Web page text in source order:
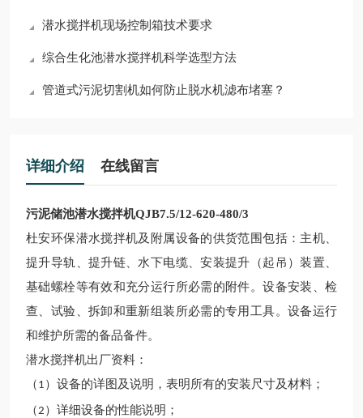
潜水搅拌机现场控制箱技术要求
综合生化池潜水搅拌机科学选型方法
管道式污泥切割机如何防止脱水机滤布堵塞？
详细介绍 在线留言
污泥储池潜水搅拌机QJB7.5/12-620-480/3
杜安环保潜水搅拌机及附属设备的供货范围包括：主机、
提升导轨、提升链、水下电缆、安装提升（起吊）装置、
基础螺栓等有效和充分运行所必需的附件。设备安装、检
查、试验、拆卸和重新组装所必需的专用工具。设备运行
和维护所需的备品备件。
潜水搅拌机出厂资料：
（ 1 ）设备的详图及说明，表明所有的安装尺寸及材料；
（2 ）详细设备的性能说明；